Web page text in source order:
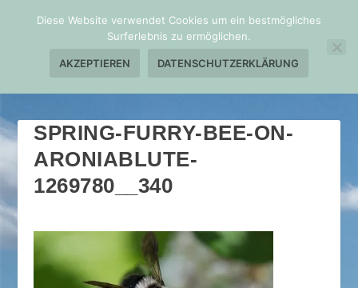
SPRING-FURRY-BEE-ON-
ARONIABLUTE-
1269780__340
Diese Website verwendet Cookies um ein bestmögliches
Surferlebnis zu ermöglichen.
AKZEPTIEREN DATENSCHUTZERKLÄRUNG